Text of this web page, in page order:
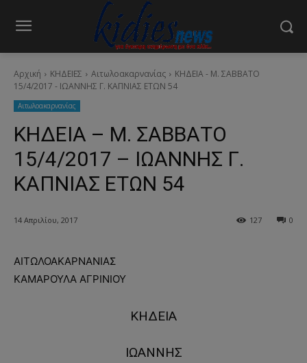
Αρχική ΚΗΔΕΙΕΣ Aιτωλοακαρνανίας
ΚΗΔΕΙΑ - Μ. ΣΑΒΒΑΤΟ
15/4/2017 - ΙΩΑΝΝΗΣ Γ. ΚΑΠΝΙΑΣ ΕΤΩΝ 54
Aιτωλοακαρνανίας
ΚΗΔΕΙΑ – Μ. ΣΑΒΒΑΤΟ
15/4/2017 – ΙΩΑΝΝΗΣ Γ.
ΚΑΠΝΙΑΣ ΕΤΩΝ 54
14 Απριλίου, 2017 0
127
ΑΙΤΩΛΟΑΚΑΡΝΑΝΙΑΣ
ΚΑΜΑΡΟΥΛΑ ΑΓΡΙΝΙΟΥ
ΚΗΔΕΙA
ΙΩΑΝΝΗΣ